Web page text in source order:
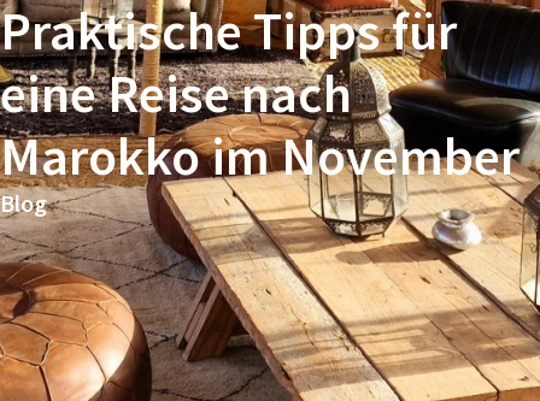
Praktische Tipps für
eine Reise nach
Marokko im November
Blog